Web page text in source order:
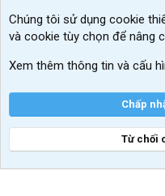
Chúng tôi sử dụng cookie
và cookie tùy chọn để nâng
Xem thêm thông tin và cấu
Chấp
Từ chối